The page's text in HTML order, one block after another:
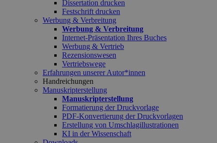
Dissertation drucken
Festschrift drucken
Werbung & Verbreitung
Werbung & Verbreitung
Internet-Präsentation Ihres Buches
Werbung & Vertrieb
Rezensionswesen
Vertriebswege
Erfahrungen unserer Autor*innen
Handreichungen
Manuskripterstellung
Manuskripterstellung
Formatierung der Druckvorlage
PDF-Konvertierung der Druckvorlagen
Erstellung von Umschlagillustrationen
KI in der Wissenschaft